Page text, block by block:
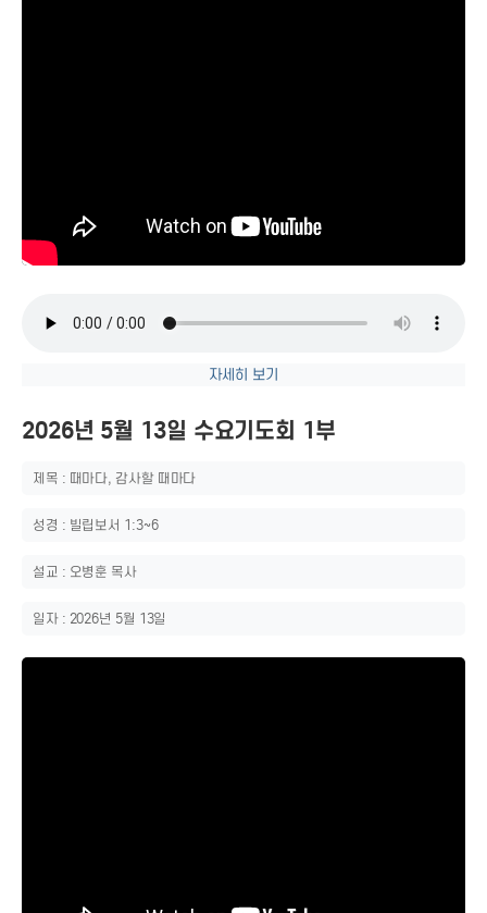
자세히 보기
2026년 5월 13일 수요기도회 1부
제목 : 때마다, 감사할 때마다
성경 : 빌립보서 1:3~6
설교 : 오병훈 목사
일자 : 2026년 5월 13일